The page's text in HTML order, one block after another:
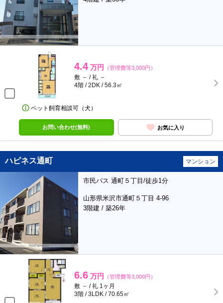
4.4 万円 （管理費等3,000円）
敷 － / 礼 －
4階 / 2DK / 56.3㎡
ペット飼育相談可（犬）
お問い合わせ(無料) お気に入り
ハピネス通町 マンション
市民バス 通町５丁目/徒歩1分
山形県米沢市通町５丁目 4-96
3階建 / 築26年
6.6 万円 （管理費等3,000円）
敷 － / 礼 1ヶ月
3階 / 3LDK / 70.65㎡